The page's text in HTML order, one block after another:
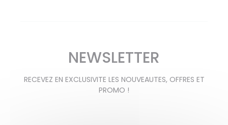
NEWSLETTER
RECEVEZ EN EXCLUSIVITE LES NOUVEAUTES, OFFRES ET
PROMO !